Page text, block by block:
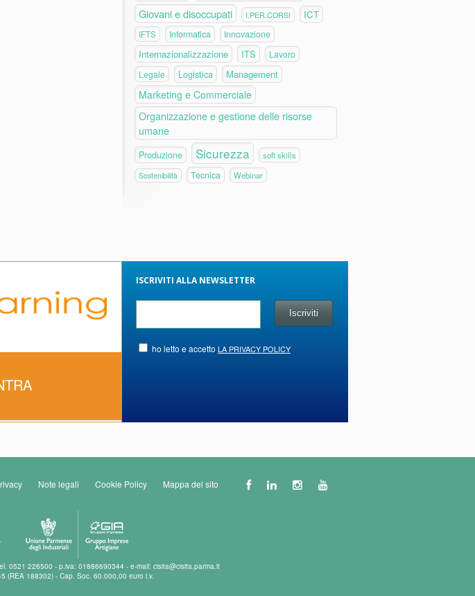
Giovani e disoccupati
I.PER.CORSI ICT
IFTS Informatica Innovazione
Internazionalizzazione ITS
Lavoro
Legale
Logistica Management
Marketing e Commerciale
Organizzazione e gestione delle risorse
umane
Produzione Sicurezza soft skills
Sostenibilità Tecnica Webinar
ISCRIVITI ALLA NEWSLETTER
ho letto e accetto LA PRIVACY POLICY
Note legali Cookie Policy Mappa del sito
0521 226500 - p.iva: 01886690344 - e-mail: cisita@cisita.parma.it
(REA 188302) - Cap. Soc. 60.000,00 euro i.v.